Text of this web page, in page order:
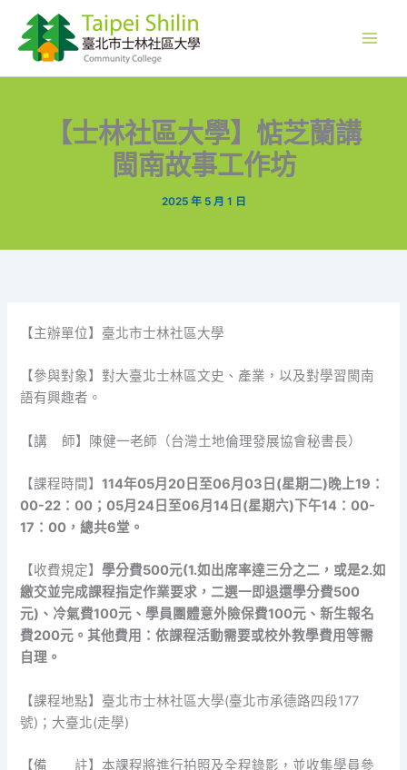
要
【士林社區大學】惦芝蘭講
閩南故事工作坊
2025 年 5 月 1 日
【主辦單位】臺北市士林社區大學
【參與對象】對大臺北士林區文史、產業，以及對學習閩南
語有興趣者。
【講 師】陳健一老師（台灣土地倫理發展協會秘書長）
【課程時間】114年05月20日至06月03日(星期二)晚上19：
00-22：00；05月24日至06月14日(星期六)下午14：00-
17：00，總共6堂。
【收費規定】學分費500元(1.如出席率達三分之二，或是2.如
繳交並完成課程指定作業要求，二選一即退還學分費500
元)、冷氣費100元、學員團體意外險保費100元、新生報名
費200元。其他費用：依課程活動需要或校外教學費用等需
自理。
【課程地點】臺北市士林社區大學(臺北市承德路四段177
號)；大臺北(走學)
【備 註】本課程將進行拍照及全程錄影，並收集學員參